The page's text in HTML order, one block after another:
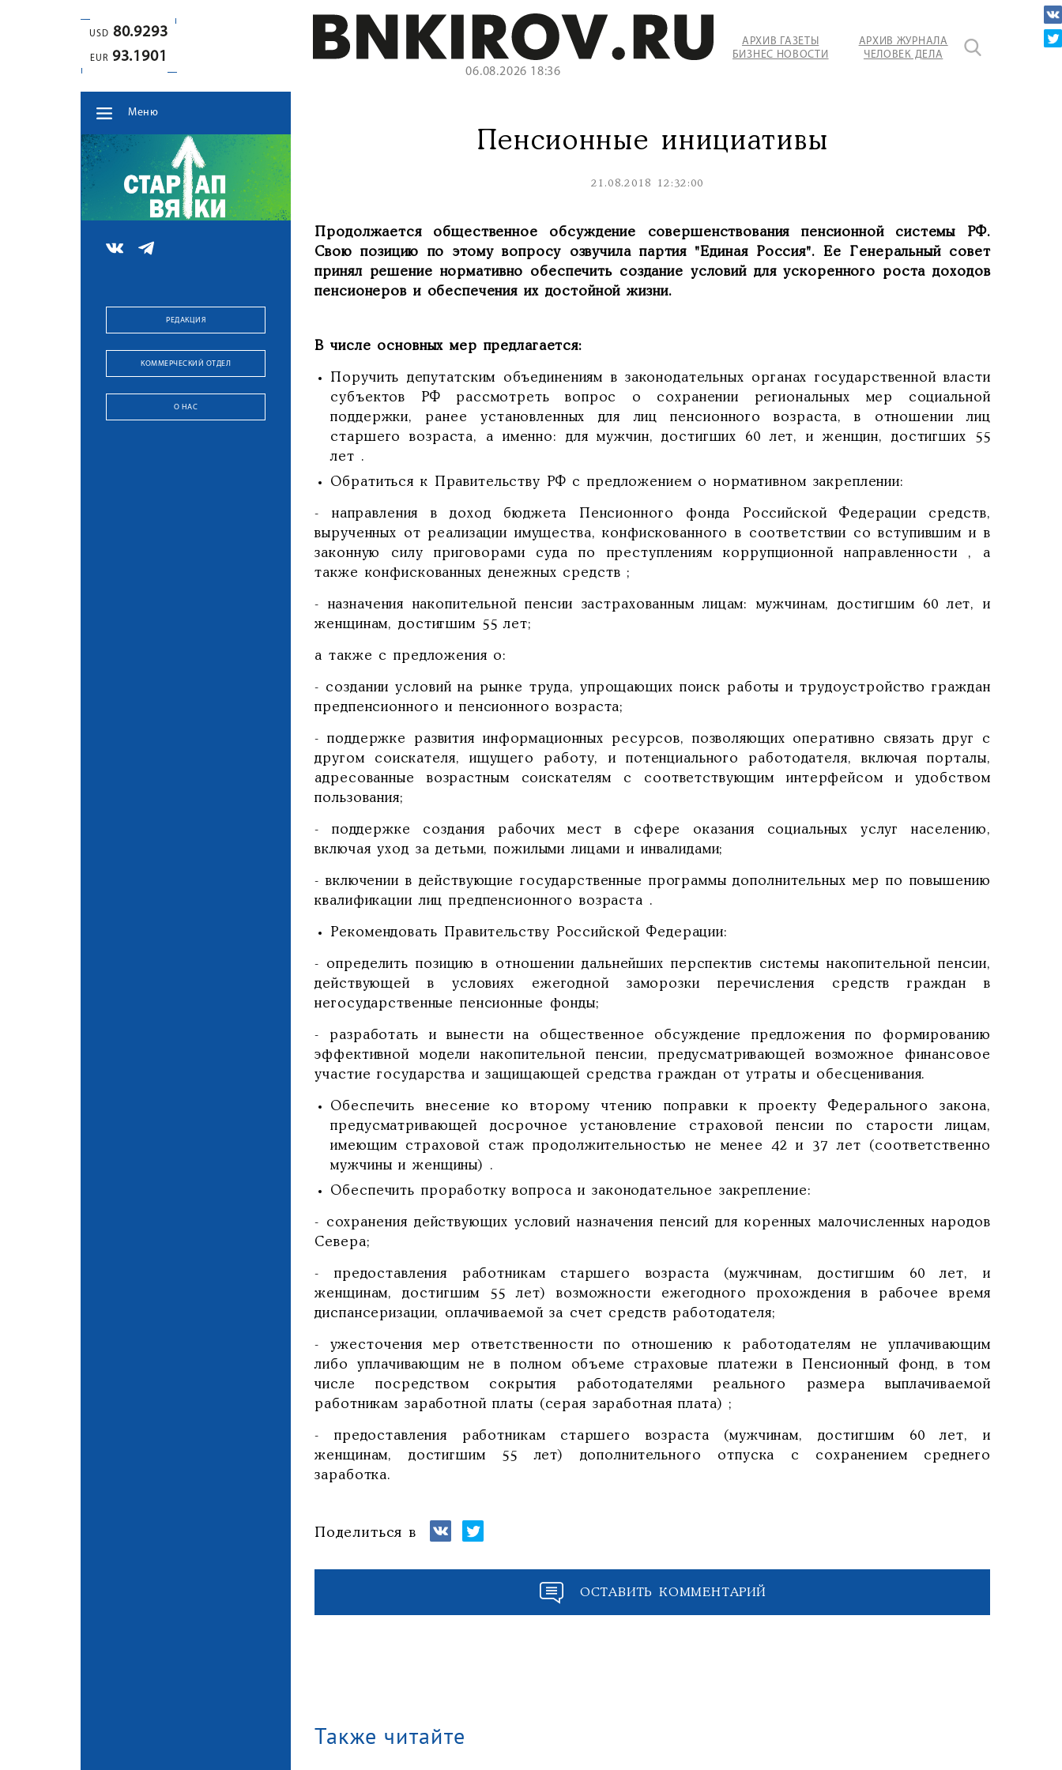
USD 80.9293
EUR 93.1901
06.08.2026 18:36
АРХИВ ГАЗЕТЫ
БИЗНЕС НОВОСТИ
АРХИВ ЖУРНАЛА
ЧЕЛОВЕК ДЕЛА
Меню
РЕДАКЦИЯ
КОММЕРЧЕСКИЙ ОТДЕЛ
О НАС
Пенсионные инициативы
21.08.2018 12:32:00
Продолжается общественное обсуждение совершенствования пенсионной системы РФ.
Свою позицию по этому вопросу озвучила партия "Единая Россия". Ее Генеральный совет
принял решение нормативно обеспечить создание условий для ускоренного роста доходов
пенсионеров и обеспечения их достойной жизни.
В числе основных мер предлагается:
Поручить депутатским объединениям в законодательных органах государственной власти
субъектов РФ рассмотреть вопрос о сохранении региональных мер социальной
поддержки, ранее установленных для лиц пенсионного возраста, в отношении лиц
старшего возраста, а именно: для мужчин, достигших 60 лет, и женщин, достигших 55
лет .
Обратиться к Правительству РФ с предложением о нормативном закреплении:
- направления в доход бюджета Пенсионного фонда Российской Федерации средств,
вырученных от реализации имущества, конфискованного в соответствии со вступившим и в
законную силу приговорами суда по преступлениям коррупционной направленности , а
также конфискованных денежных средств ;
- назначения накопительной пенсии застрахованным лицам: мужчинам, достигшим 60 лет, и
женщинам, достигшим 55 лет;
а также с предложения о:
- создании условий на рынке труда, упрощающих поиск работы и трудоустройство граждан
предпенсионного и пенсионного возраста;
- поддержке развития информационных ресурсов, позволяющих оперативно связать друг с
другом соискателя, ищущего работу, и потенциального работодателя, включая порталы,
адресованные возрастным соискателям с соответствующим интерфейсом и удобством
пользования;
- поддержке создания рабочих мест в сфере оказания социальных услуг населению,
включая уход за детьми, пожилыми лицами и инвалидами;
- включении в действующие государственные программы дополнительных мер по повышению
квалификации лиц предпенсионного возраста .
Рекомендовать Правительству Российской Федерации:
- определить позицию в отношении дальнейших перспектив системы накопительной пенсии,
действующей в условиях ежегодной заморозки перечисления средств граждан в
негосударственные пенсионные фонды;
- разработать и вынести на общественное обсуждение предложения по формированию
эффективной модели накопительной пенсии, предусматривающей возможное финансовое
участие государства и защищающей средства граждан от утраты и обесценивания.
Обеспечить внесение ко второму чтению поправки к проекту Федерального закона,
предусматривающей досрочное установление страховой пенсии по старости лицам,
имеющим страховой стаж продолжительностью не менее 42 и 37 лет (соответственно
мужчины и женщины) .
Обеспечить проработку вопроса и законодательное закрепление:
- сохранения действующих условий назначения пенсий для коренных малочисленных народов
Севера;
- предоставления работникам старшего возраста (мужчинам, достигшим 60 лет, и
женщинам, достигшим 55 лет) возможности ежегодного прохождения в рабочее время
диспансеризации, оплачиваемой за счет средств работодателя;
- ужесточения мер ответственности по отношению к работодателям не уплачивающим
либо уплачивающим не в полном объеме страховые платежи в Пенсионный фонд, в том
числе посредством сокрытия работодателями реального размера выплачиваемой
работникам заработной платы (серая заработная плата) ;
- предоставления работникам старшего возраста (мужчинам, достигшим 60 лет, и
женщинам, достигшим 55 лет) дополнительного отпуска с сохранением среднего
заработка.
Поделиться в
ОСТАВИТЬ КОММЕНТАРИЙ
Также читайте